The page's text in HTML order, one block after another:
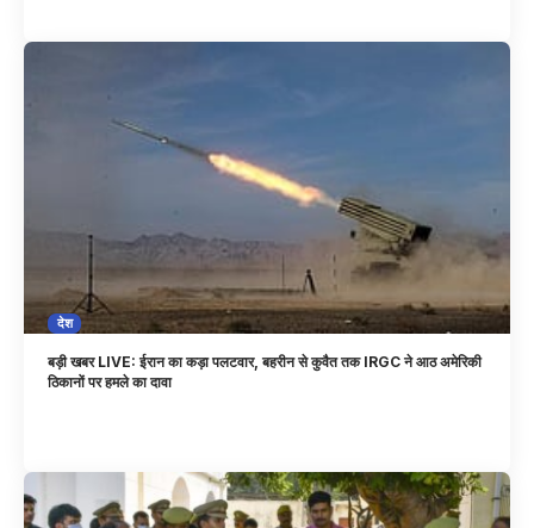
देश
बड़ी खबर LIVE: ईरान का कड़ा पलटवार, बहरीन से कुवैत तक IRGC ने आठ अमेरिकी
ठिकानों पर हमले का दावा